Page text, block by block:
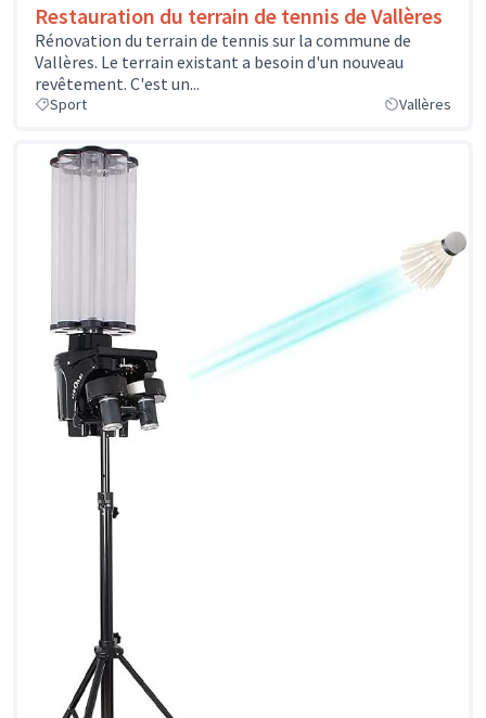
Restauration du terrain de tennis de Vallères
Rénovation du terrain de tennis sur la commune de
Vallères. Le terrain existant a besoin d'un nouveau
revêtement. C'est un...
Sport Vallères